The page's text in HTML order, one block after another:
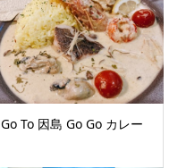
Go To 因島 Go Go カレー